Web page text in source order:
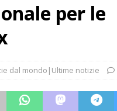
per le
dal mondo|Ultime notizie